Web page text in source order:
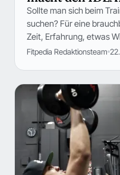
Sollte man sich beim
suchen? Für eine
Zeit, Erfahrung, etwas
Fitpedia Redaktionsteam